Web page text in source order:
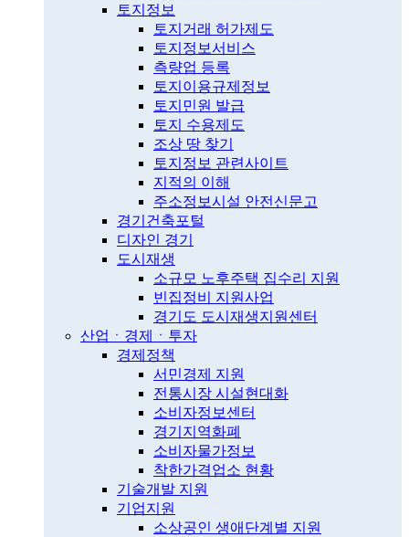
토지정보
토지거래 허가제도
토지정보서비스
측량업 등록
토지이용규제정보
토지민원 발급
토지 수용제도
조상 땅 찾기
토지정보 관련사이트
지적의 이해
주소정보시설 안전신문고
경기건축포털
디자인 경기
도시재생
소규모 노후주택 집수리 지원
빈집정비 지원사업
경기도 도시재생지원센터
산업ㆍ경제ㆍ투자
경제정책
서민경제 지원
전통시장 시설현대화
소비자정보센터
경기지역화폐
소비자물가정보
착한가격업소 현황
기술개발 지원
기업지원
소상공인 생애단계별 지원